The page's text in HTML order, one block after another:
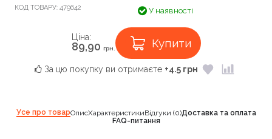
КОД ТОВАРУ: 479642 У наявності
Ціна:
89,90 грн. Купити
За цю покупку ви отримаєте +4.5 грн
Усе про товарОписХарактеристикиВідгуки (0)Доставка та оплата
FAQ-питання